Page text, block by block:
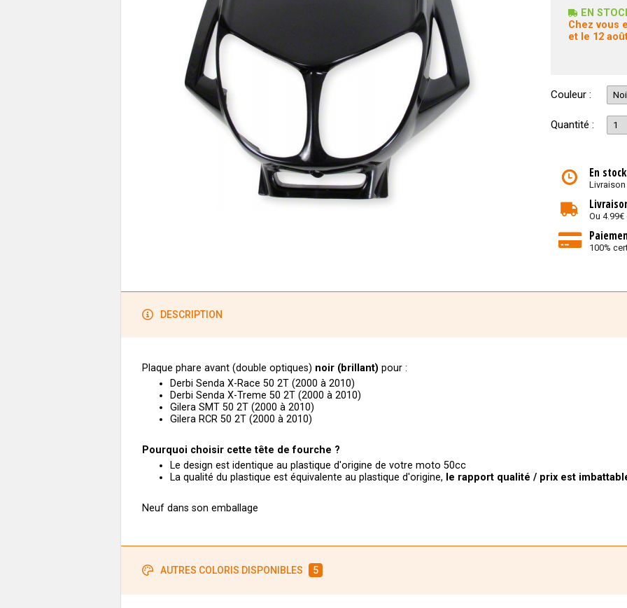
EN
Chez vous
et le 12
Couleur :
Quantité :
En stock
Ou
100%
DESCRIPTION
Plaque phare avant (double optiques) noir (brillant) pour :
Derbi Senda X-Race 50 2T (2000 à 2010)
Derbi Senda X-Treme 50 2T (2000 à 2010)
Gilera SMT 50 2T (2000 à 2010)
Gilera RCR 50 2T (2000 à 2010)
Pourquoi choisir cette tête de fourche ?
Le design est identique au plastique d'origine de votre moto 50cc
La qualité du plastique est équivalente au plastique d'origine, le rapport qualité / prix est
Neuf dans son emballage
AUTRES COLORIS DISPONIBLES 5